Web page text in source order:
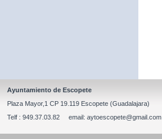
Ayuntamiento de Escopete
Plaza Mayor,1 CP 19.119 Escopete (Guadalajara)
Telf : 949.37.03.82 email: aytoescopete@gmail.com